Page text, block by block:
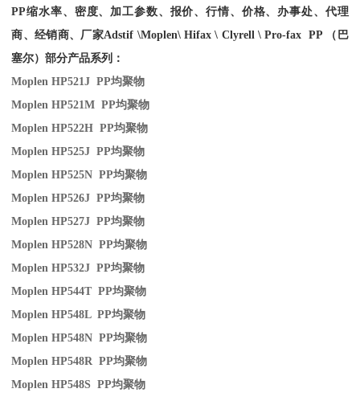
PP缩水率、密度、加工参数、报价、行情、价格、办事处、代理
商、经销商、厂家Adstif \Moplen\ Hifax \ Clyrell \ Pro-fax PP （巴
塞尔）部分产品系列：
Moplen HP521J PP均聚物
Moplen HP521M PP均聚物
Moplen HP522H PP均聚物
Moplen HP525J PP均聚物
Moplen HP525N PP均聚物
Moplen HP526J PP均聚物
Moplen HP527J PP均聚物
Moplen HP528N PP均聚物
Moplen HP532J PP均聚物
Moplen HP544T PP均聚物
Moplen HP548L PP均聚物
Moplen HP548N PP均聚物
Moplen HP548R PP均聚物
Moplen HP548S PP均聚物